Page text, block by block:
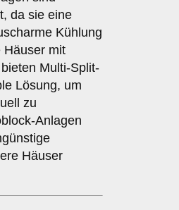
da sie eine
Kühlung
Häuser mit
Multi-Split-
Lösung, um
zu
Anlagen
Häuser